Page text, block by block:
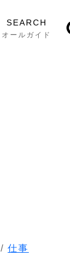
SEARCH
オールガイド
/ 仕事